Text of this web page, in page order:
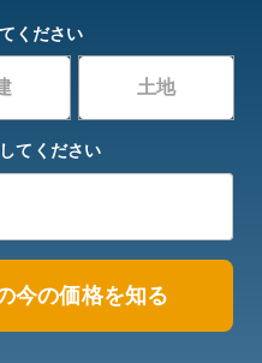
ください
土地
てください
今の価格を知る